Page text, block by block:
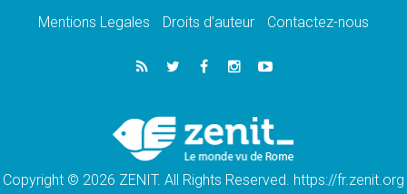
Le programme du voyage apostolique du
07.08.2026
1ère Conférence continentale sur l'éducation
Un logo symbolique pour la venue du Pape
en France
Mentions Legales
Droits d’auteur Contactez-nous
Copyright © 2026 ZENIT. All Rights Reserved. https://fr.zenit.org